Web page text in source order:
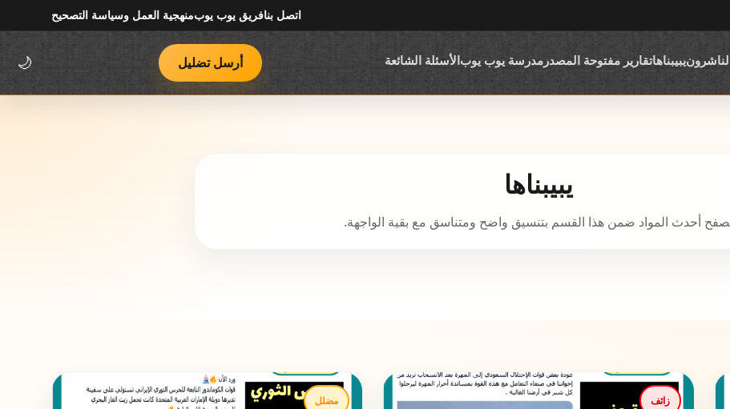
اتصل بنافريق يوب يوبمنهجية العمل وسياسة التصحيح
يبيبناهاتقارير مفتوحة المصدر مدرسة يوب يوبالأسئلة الشائعة أرسل تضليل 🌙
يبيبناها
أحدث المواد ضمن هذا القسم بتنسيق واضح ومتناسق مع بقية الواجهة.
زائف مضلل